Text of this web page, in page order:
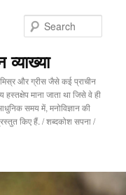
मिस्र और ग्रीस जैसे कई प्राचीन
माना जाता था जिसे वे ही
समय में, मनोविज्ञान की
किए हैं. / शब्दकोश सपना /